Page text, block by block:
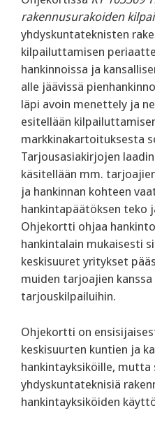
rakennusurakoiden
yhdyskuntateknisten
kilpailuttamisen
hankinnoissa ja
alle jäävissä
läpi avoin menettely ja
esitellään
markkinakartoituksesta
Tarjousasiakirjojen
käsitellään mm.
ja hankinnan kohteen
hankintapäätöksen teko
Ohjekortti ohjaa
hankintalain mukaisesti
keskisuuret yritykset
muiden tarjoajien
tarjouskilpailuihin.
Ohjekortti on
keskisuurten kuntien ja
hankintayksiköille, mutta
yhdyskuntateknisiä
hankintayksiköiden